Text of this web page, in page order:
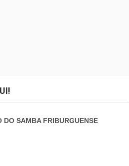
DO SAMBA FRIBURGUENSE